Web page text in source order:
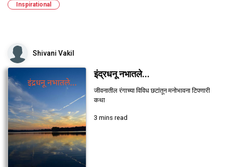
Inspirational
Shivani Vakil
इंद्रधनू नभातले...
जीवनातील रंगाच्या विविध छटांतून मनोभावना टिपणारी
कथा
3 mins read